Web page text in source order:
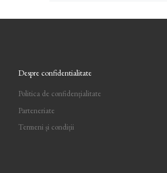
Despre confidentialitate
Politica de confidențialitate
Parteneriate
Termeni și condiții